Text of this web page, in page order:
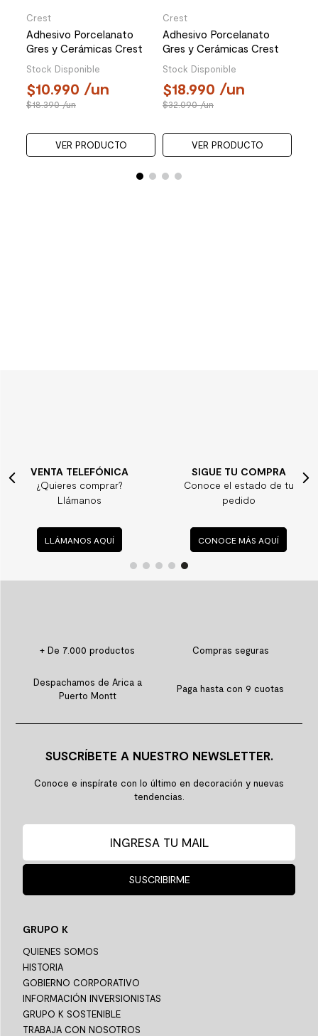
Crest
Adhesivo Porcelanato
Gres y Cerámicas Crest
AC Multiacción Gris 20 Kg
Stock Disponible
10.990 /un
18.390/un
VER PRODUCTO
Crest
Adhesivo Porcelanato
Gres y Cerámicas Crest
Profesional Gris 20 Kg
Stock Disponible
18.990 /un
32.090/un
VER PRODUCTO
VENTA TELEFÓNICA
¿Quieres comprar?
Llámanos
LLÁMANOS AQUÍ
SIGUE TU COMPRA
Conoce el estado de tu
pedido
CONOCE MÁS AQUÍ
+ De 7.000 productos Compras seguras
Despachamos de Arica a
Puerto Montt
Paga hasta con 9 cuotas
SUSCRÍBETE A NUESTRO NEWSLETTER.
Conoce e inspírate con lo último en decoración y nuevas
tendencias.
SUSCRIBIRME
GRUPO K
QUIENES SOMOS
HISTORIA
GOBIERNO CORPORATIVO
INFORMACIÓN INVERSIONISTAS
GRUPO K SOSTENIBLE
TRABAJA CON NOSOTROS